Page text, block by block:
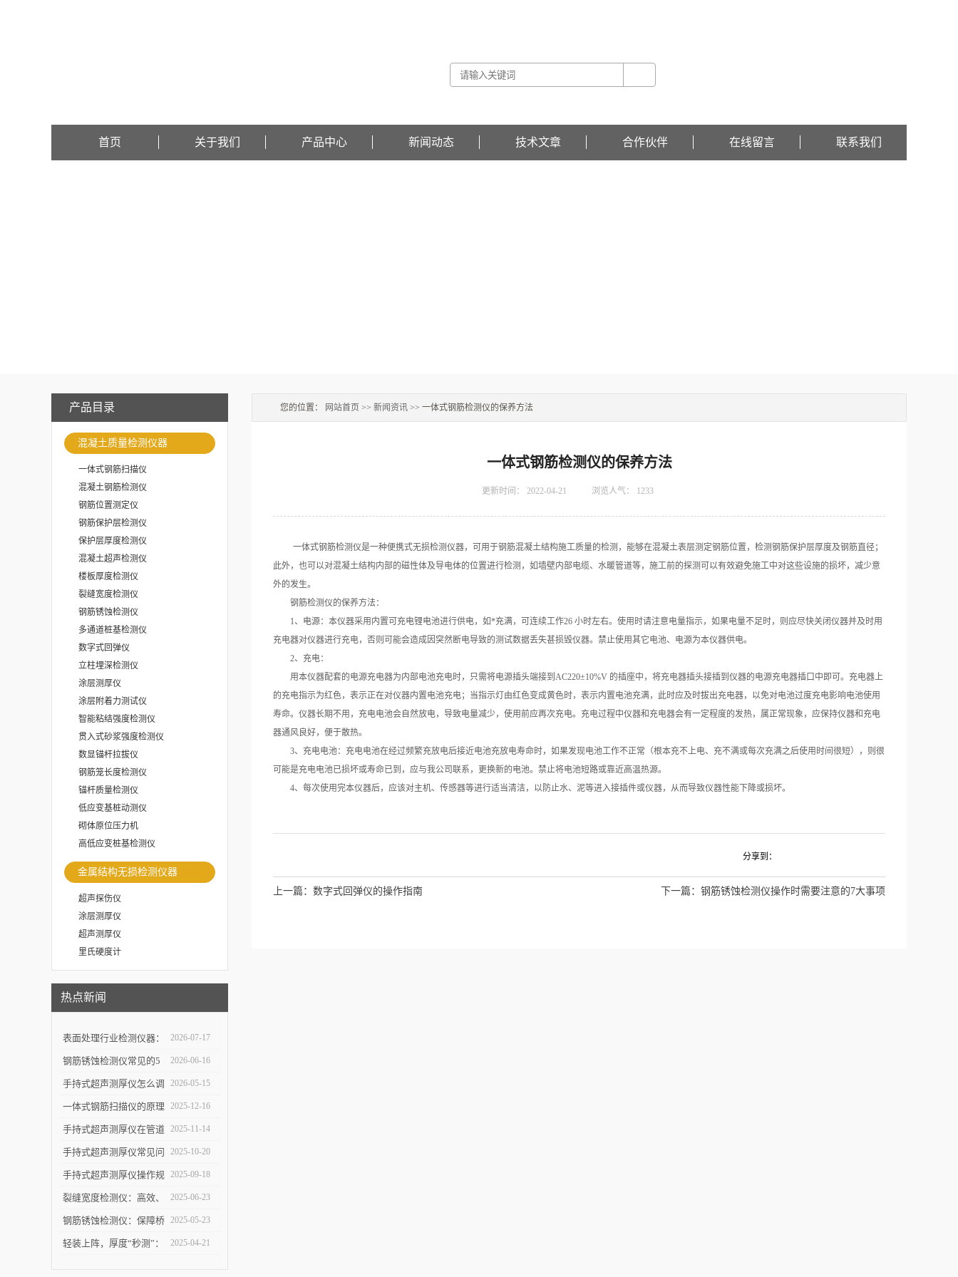
首页 关于我们 产品中心 新闻动态 技术文章 合作伙伴 在线留言 联系我们
产品目录
混凝土质量检测仪器
一体式钢筋扫描仪
混凝土钢筋检测仪
钢筋位置测定仪
钢筋保护层检测仪
保护层厚度检测仪
混凝土超声检测仪
楼板厚度检测仪
裂缝宽度检测仪
钢筋锈蚀检测仪
多通道桩基检测仪
数字式回弹仪
立柱埋深检测仪
涂层测厚仪
涂层附着力测试仪
智能粘结强度检测仪
贯入式砂浆强度检测仪
数显锚杆拉拔仪
钢筋笼长度检测仪
锚杆质量检测仪
低应变基桩动测仪
砌体原位压力机
高低应变桩基检测仪
金属结构无损检测仪器
超声探伤仪
涂层测厚仪
超声测厚仪
里氏硬度计
热点新闻
表面处理行业检测仪器：
详解高精度涂层测厚仪的
校准方法与复杂曲面测量
操作技巧
2026-07-17
钢筋锈蚀检测仪常见的5
个使用误区，第3个最容
易踩坑
2026-06-16
手持式超声测厚仪怎么调
参数，出厂设置量程修正
使用教程
2026-05-15
一体式钢筋扫描仪的原理
与优势：快速、无损检测
混凝土中钢筋的科学依据
2025-12-16
手持式超声测厚仪在管道
壁厚检测中的具体应用
2025-11-14
手持式超声测厚仪常见问
题解析：解决数据波动、
探头故障，保障测量结果
可靠
2025-10-20
手持式超声测厚仪操作规
范：测点选择、数据记录
与环境干扰规避要点
2025-09-18
裂缝宽度检测仪：高效、
精准的裂缝检测解决方案
2025-06-23
钢筋锈蚀检测仪：保障桥
梁与建筑安全的智能检测
2025-05-23
轻装上阵，厚度“秒测”： 2025-04-21
您的位置： 网站首页 >> 新闻资讯 >> 一体式钢筋检测仪的保养方法
一体式钢筋检测仪的保养方法
更新时间： 2022-04-21 浏览人气： 1233
一体式钢筋检测仪是一种便携式无损检测仪器，可用于钢筋混凝土结构施工质量的检测，能够在混凝土表层测定钢筋位置，检测钢筋保护层厚度及钢筋直径；
此外，也可以对混凝土结构内部的磁性体及导电体的位置进行检测，如墙壁内部电缆、水暖管道等，施工前的探测可以有效避免施工中对这些设施的损坏，减少意
外的发生。
钢筋检测仪的保养方法：
1、电源：本仪器采用内置可充电锂电池进行供电，如*充满，可连续工作26 小时左右。使用时请注意电量指示，如果电量不足时，则应尽快关闭仪器并及时用
充电器对仪器进行充电，否则可能会造成因突然断电导致的测试数据丢失甚损毁仪器。禁止使用其它电池、电源为本仪器供电。
2、充电：
用本仪器配套的电源充电器为内部电池充电时，只需将电源插头端接到AC220±10%V 的插座中，将充电器插头接插到仪器的电源充电器插口中即可。充电器上
的充电指示为红色，表示正在对仪器内置电池充电；当指示灯由红色变成黄色时，表示内置电池充满，此时应及时拔出充电器，以免对电池过度充电影响电池使用
寿命。仪器长期不用，充电电池会自然放电，导致电量减少，使用前应再次充电。充电过程中仪器和充电器会有一定程度的发热，属正常现象，应保持仪器和充电
器通风良好，便于散热。
3、充电电池：充电电池在经过频繁充放电后接近电池充放电寿命时，如果发现电池工作不正常（根本充不上电、充不满或每次充满之后使用时间很短），则很
可能是充电电池已损坏或寿命已到，应与我公司联系，更换新的电池。禁止将电池短路或靠近高温热源。
4、每次使用完本仪器后，应该对主机、传感器等进行适当清洁，以防止水、泥等进入接插件或仪器，从而导致仪器性能下降或损坏。
分享到：
上一篇： 数字式回弹仪的操作指南 下一篇： 钢筋锈蚀检测仪操作时需要注意的7大事项